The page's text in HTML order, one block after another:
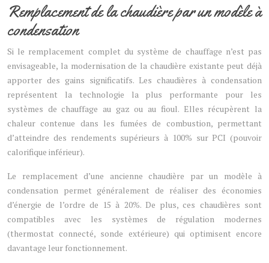
Remplacement de la chaudière par un modèle à
condensation
Si le remplacement complet du système de chauffage n’est pas
envisageable, la modernisation de la chaudière existante peut déjà
apporter des gains significatifs. Les chaudières à condensation
représentent la technologie la plus performante pour les
systèmes de chauffage au gaz ou au fioul. Elles récupèrent la
chaleur contenue dans les fumées de combustion, permettant
d’atteindre des rendements supérieurs à 100% sur PCI (pouvoir
calorifique inférieur).
Le remplacement d’une ancienne chaudière par un modèle à
condensation permet généralement de réaliser des économies
d’énergie de l’ordre de 15 à 20%. De plus, ces chaudières sont
compatibles avec les systèmes de régulation modernes
(thermostat connecté, sonde extérieure) qui optimisent encore
davantage leur fonctionnement.